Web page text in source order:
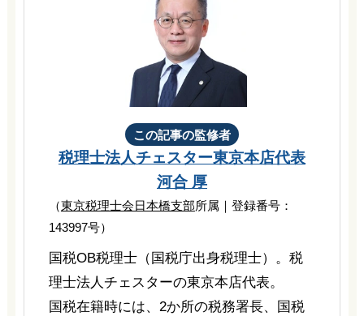
この記事の監修者
税理士法人チェスター東京本店代表
河合 厚
（東京税理士会日本橋支部所属｜登録番号：
143997号）
国税OB税理士（国税庁出身税理士）。税
理士法人チェスターの東京本店代表。
国税在籍時には、2か所の税務署長、国税